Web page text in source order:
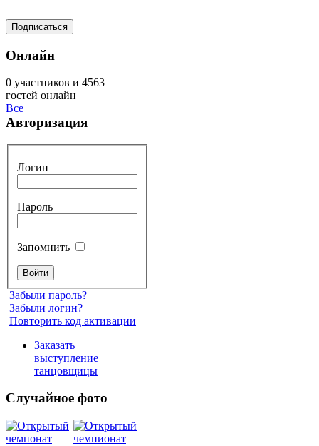
Онлайн
0 участников и 4563
гостей онлайн
Все
Авторизация
Логин
Пароль
Запомнить
Забыли пароль?
Забыли логин?
Повторить код активации
Заказать
выступление
танцовщицы
Случайное фото